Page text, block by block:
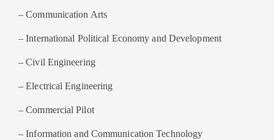
– Communication Arts
– International Political Economy and Development
– Civil Engineering
– Electrical Engineering
– Commercial Pilot
– Information and Communication Technology